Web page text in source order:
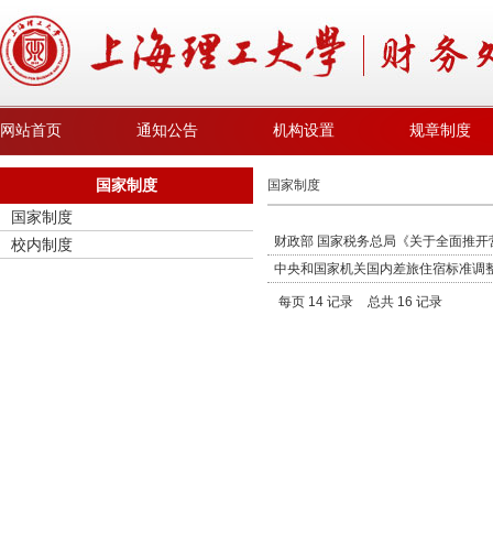
网站首页 通知公告 机构设置 规章制度
国家制度
国家制度
校内制度
国家制度
财政部 国家税务总局《关于全面推
中央和国家机关国内差旅住宿标准调
每页 14 记录 总共 16 记录